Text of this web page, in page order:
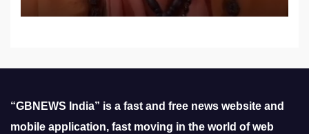
“GBNEWS India” is a fast and free news website and
mobile application, fast moving in the world of web